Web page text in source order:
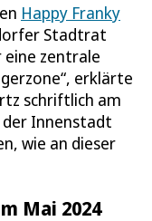
Happy Franky
Stadtrat
eine zentrale
erklärte
schriftlich am
Innenstadt
wie an dieser
Mai 2024